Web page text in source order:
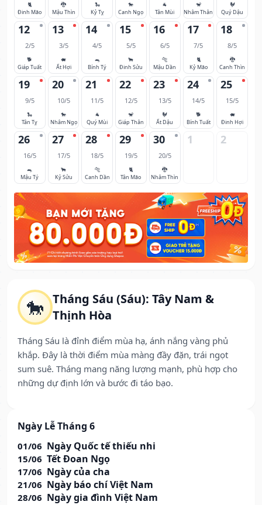
🐎 Tháng Sáu (Sáu): Tây Nam &
Thịnh Hòa
Tháng Sáu là đỉnh điểm mùa hạ, ánh nắng vàng phủ
khắp. Đây là thời điểm mùa màng đầy đặn, trái ngọt
sum suê. Tháng mang năng lượng mạnh, phù hợp cho
những dự định lớn và bước đi táo bạo.
Ngày Lễ Tháng 6
01/06 Ngày Quốc tế thiếu nhi
15/06 Tết Đoan Ngọ
17/06 Ngày của cha
21/06 Ngày báo chí Việt Nam
28/06 Ngày gia đình Việt Nam
🐈
Đinh Mão
🐉
Mậu Thìn
🐍
Kỷ Tỵ
🐎
Canh Ngọ
🐐
Tân Mùi
🐒
Nhâm Thân
🐓
Quý Dậu
12
2/5
🐕
Giáp Tuất
13
3/5
🐖
Ất Hợi
14
4/5
🐀
Bính Tý
15
5/5
🐂
Đinh Sửu
16
6/5
🐅
Mậu Dần
17
7/5
🐈
Kỷ Mão
18
8/5
🐉
Canh Thìn
19
9/5
🐍
Tân Tỵ
20
10/5
🐎
Nhâm Ngọ
21
11/5
🐐
Quý Mùi
22
12/5
🐒
Giáp Thân
23
13/5
🐓
Ất Dậu
24
14/5
🐕
Bính Tuất
25
15/5
🐖
Đinh Hợi
26
16/5
🐀
Mậu Tý
27
17/5
🐂
Kỷ Sửu
28
18/5
🐅
Canh Dần
29
19/5
🐈
Tân Mão
30
20/5
🐉
Nhâm Thìn
1 2